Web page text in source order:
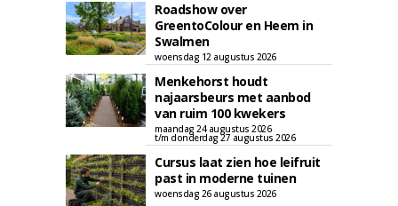
Roadshow over
GreentoColour en Heem in
Swalmen
woensdag 12 augustus 2026
Menkehorst houdt
najaarsbeurs met aanbod
van ruim 100 kwekers
maandag 24 augustus 2026
t/m donderdag 27 augustus 2026
Cursus laat zien hoe leifruit
past in moderne tuinen
woensdag 26 augustus 2026